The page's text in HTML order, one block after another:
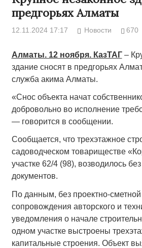
предгорьях Алматы
12.11.2024 17:17 Новости 670
Алматы. 12 ноября. КазТАГ–
здание сносят в предгорьях
служба акима Алматы.
«Снос объекта начат
добровольно во исполнение
— говорится в сообщении.
Сообщается, что трехэтажное
садоводческом товариществе
участке 62/4 (98), возводилось
документов.
По данным, без проектно-
сопровождения авторского и
уведомления о начале
одном участке выстроены
капитальные строения. Объект